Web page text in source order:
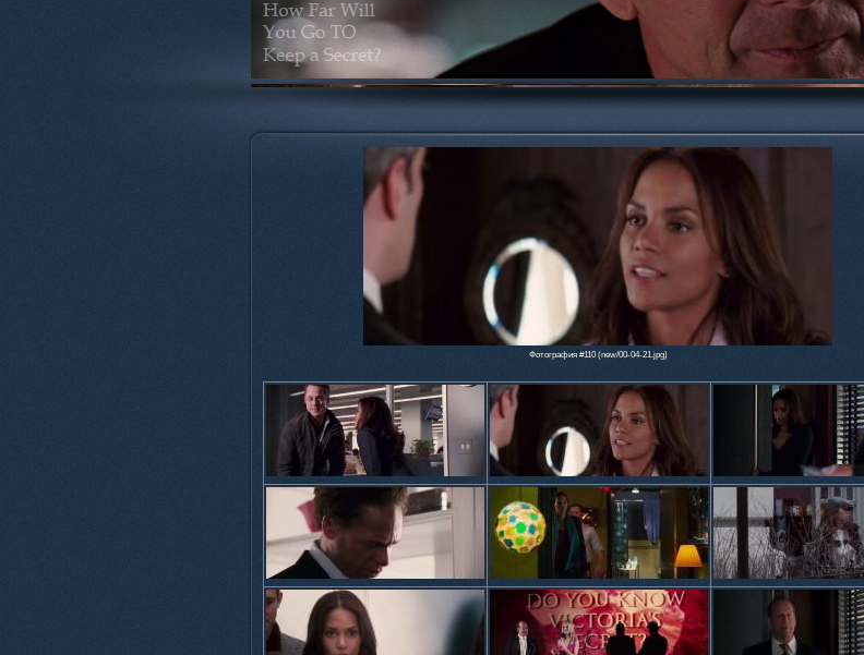
Фотография #110 (new/00-04-21.jpg)